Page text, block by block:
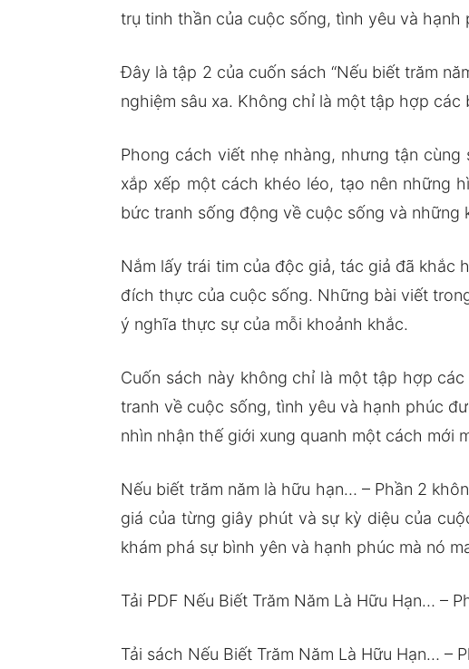
trụ tinh thần của cuộc sống, tình yêu và hạnh
Đây là tập 2 của cuốn sách “Nếu biết trăm
nghiệm sâu xa. Không chỉ là một tập hợp
Phong cách viết nhẹ nhàng, nhưng tận
xắp xếp một cách khéo léo, tạo nên những
bức tranh sống động về cuộc sống và những
Nắm lấy trái tim của độc giả, tác giả đã
đích thực của cuộc sống. Những bài viết
ý nghĩa thực sự của mỗi khoảnh khắc.
Cuốn sách này không chỉ là một tập hợp
tranh về cuộc sống, tình yêu và hạnh phúc
nhìn nhận thế giới xung quanh một cách mới
Nếu biết trăm năm là hữu hạn… – Phần 2
giá của từng giây phút và sự kỳ diệu của
khám phá sự bình yên và hạnh phúc mà nó
Tải PDF Nếu Biết Trăm Năm Là Hữu Hạn… –
Tải sách Nếu Biết Trăm Năm Là Hữu Hạn… –